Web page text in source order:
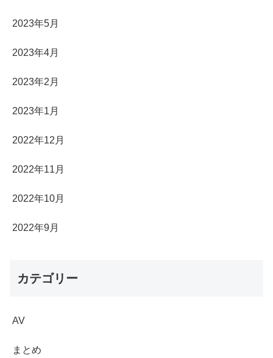
2023年5月
2023年4月
2023年2月
2023年1月
2022年12月
2022年11月
2022年10月
2022年9月
カテゴリー
AV
まとめ